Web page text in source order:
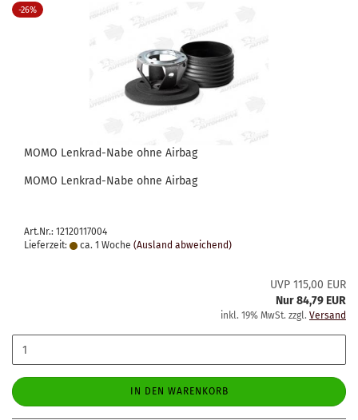
-26%
MOMO Lenkrad-​​Nabe ohne Air­bag
MOMO Lenkrad-​Nabe ohne Air­bag
Art.Nr.: 12120117004
Lieferzeit:
ca. 1 Woche (Ausland abweichend)
UVP 115,00 EUR
Nur 84,79 EUR
inkl. 19% MwSt. zzgl. Versand
IN DEN WARENKORB